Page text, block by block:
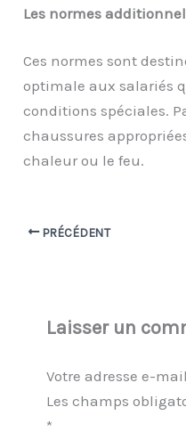
Les normes
Ces normes sont
optimale aux salariés
conditions spéciales.
chaussures
chaleur ou le feu.
PRÉCÉDENT
Laisser un
Votre adresse e-
Les champs
*